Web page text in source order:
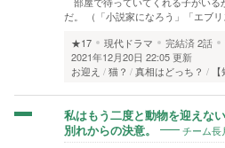
だ。 （「小説家になろう」「エブ
★17
現代ドラマ 完結済2話
2021年12月20日 22:05 更新
お迎え
猫？ 真相はどっち？
私はもう二度と動物を迎えな
別れからの決意。
チーム長